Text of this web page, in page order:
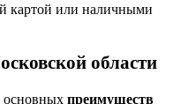
картой или наличными
области
основных преимуществ